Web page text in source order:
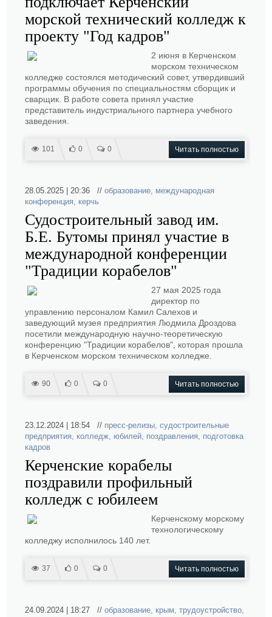
морской технический колледж к
проекту "Год кадров"
2 июня в Керченском
морском техническом
колледже состоялся методический совет, утвердивший
программы обучения по специальностям сборщик и
сварщик. В работе совета принял участие
представитель индустриального партнера учебного
заведения.
101 0 0 Читать полностью
28.05.2025 | 20:36 // образование, международная
конференция, керчь
Судостроительный завод им.
Б.Е. Бутомы принял участие в
международной конференции
"Традиции корабелов"
27 мая 2025 года
директор по
управлению персоналом Камил Салехов и
заведующий музея предприятия Людмила Дроздова
посетили международную научно-теоретическую
конференцию "Традиции корабелов", которая прошла
в Керченском морском техническом колледже.
90 0 0 Читать полностью
23.12.2024 | 18:54 // пресс-релизы, судостроительные
предприятия, колледж, юбилей, поздравления, подготовка
кадров
Керченские корабелы
поздравили профильный
колледж с юбилеем
Керченскому морскому
технологическому
колледжу исполнилось 140 лет.
37 0 0 Читать полностью
24.09.2024 | 18:27 // образование, крым, трудоустройство,